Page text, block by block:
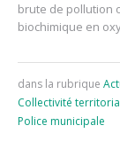
brute de pollution
biochimique en
dans la rubrique
Collectivité
Police municipale